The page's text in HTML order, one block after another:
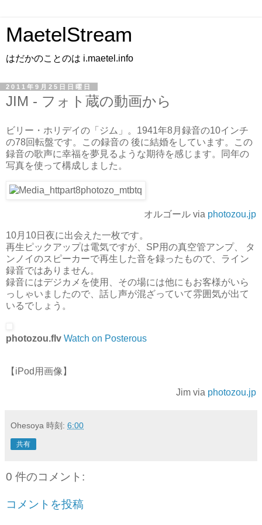
MaetelStream
はだかのことのは i.maetel.info
2011年9月25日日曜日
JIM - フォト蔵の動画から
ビリー・ホリデイの「ジム」。1941年8月録音の10インチ
の78回転盤です。この録音の 後に結婚をしています。この
録音の歌声に幸福を夢見るような期待を感じます。同年の
写真を使って構成しました。
オルゴール via photozou.jp
10月10日夜に出会えた一枚です。
再生ピックアップは電気ですが、SP用の真空管アンプ、 タ
ンノイのスピーカーで再生した音を録ったもので、ライン
録音ではありません。
録音にはデジカメを使用、その場には他にもお客様がいら
っしゃいましたので、話し声が混ざっていて雰囲気が出て
いるでしょう。
photozou.flv Watch on Posterous
【iPod用画像】
Jim via photozou.jp
Ohesoya 時刻: 6:00
共有
0 件のコメント:
コメントを投稿